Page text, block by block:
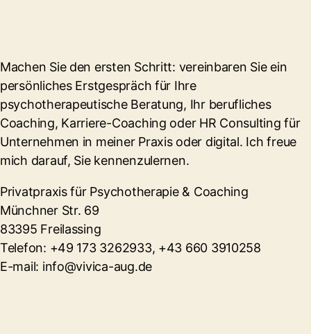
Machen Sie den ersten Schritt: vereinbaren Sie ein
persönliches Erstgespräch für Ihre
psychotherapeutische Beratung, Ihr berufliches
Coaching, Karriere-Coaching oder HR Consulting für
Unternehmen in meiner Praxis oder digital. Ich freue
mich darauf, Sie kennenzulernen.
Privatpraxis für Psychotherapie & Coaching
Münchner Str. 69
83395 Freilassing
Telefon: +49 173 3262933, +43 660 3910258
E-mail: info@vivica-aug.de